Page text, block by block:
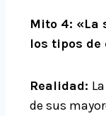
Mito 4: «La
los tipos de
Realidad:
de sus